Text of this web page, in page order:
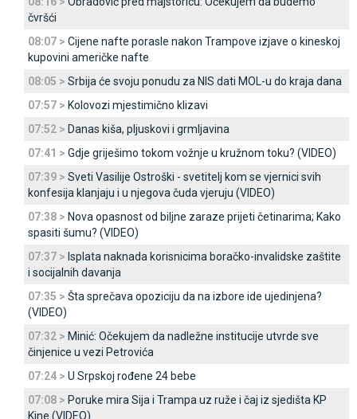
čvršći
08:07 > Cijene nafte porasle nakon Trampove izjave o kineskoj
kupovini američke nafte
08:05 > Srbija će svoju ponudu za NIS dati MOL-u do kraja dana
07:57 > Kolovozi mjestimično klizavi
07:52 > Danas kiša, pljuskovi i grmljavina
07:41 > Gdje griješimo tokom vožnje u kružnom toku? (VIDEO)
07:39 > Sveti Vasilije Ostroški - svetitelj kom se vjernici svih
konfesija klanjaju i u njegova čuda vjeruju (VIDEO)
07:38 > Nova opasnost od biljne zaraze prijeti četinarima; Kako
spasiti šumu? (VIDEO)
07:37 > Isplata naknada korisnicima boračko-invalidske zaštite
i socijalnih davanja
07:35 > Šta sprečava opoziciju da na izbore ide ujedinjena?
(VIDEO)
07:32 > Minić: Očekujem da nadležne institucije utvrde sve
činjenice u vezi Petrovića
07:24 > U Srpskoj rođene 24 bebe
07:08 > Poruke mira Sija i Trampa uz ruže i čaj iz sjedišta KP
Kine (VIDEO)